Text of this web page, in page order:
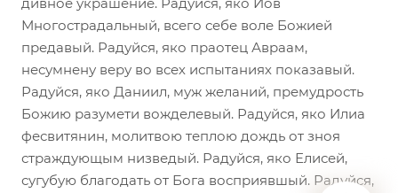
Многострадальный, всего себе воле Божией
предавый. Радуйся, яко праотец Авраам,
несумнену веру во всех испытаниях показавый.
Радуйся, яко Даниил, муж желаний, премудрость
Божию разумети вожделевый. Радуйся, яко Илиа
фесвитянин, молитвою теплою дождь от зноя
страждующым низведый. Радуйся, яко Елисей,
сугубую благодать от Бога восприявшый. Радуйся,